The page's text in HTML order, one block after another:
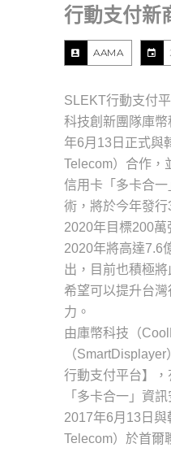
行動支付新
AAMA
SLEKT行動支付
科技創新團隊庫
年6月13日正式與
Telecom）合作，
信用卡「多卡合
術，將於今年發行
2020年目標200
2020年將高達7.6
出，目前也積極將
希望可以提升台
力。
由庫幣科技（
（
行動支付平台】
「多卡合一」資
2017年6月13日
Telecom）於首爾